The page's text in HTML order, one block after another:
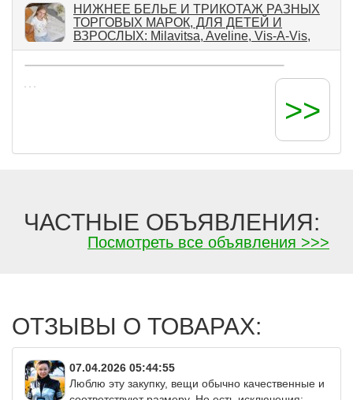
НИЖНЕЕ БЕЛЬЕ И ТРИКОТАЖ РАЗНЫХ
ТОРГОВЫХ МАРОК, ДЛЯ ДЕТЕЙ И
ВЗРОСЛЫХ: Milavitsa, Aveline, Vis-A-Vis,
Intri, Lui et Elle, Innamore, Jiadea Artu,
КРОКИД и др.
>>
ЧАСТНЫЕ ОБЪЯВЛЕНИЯ:
Посмотреть все объявления >>>
ОТЗЫВЫ О ТОВАРАХ:
07.04.2026 05:44:55
Люблю эту закупку, вещи обычно качественные и